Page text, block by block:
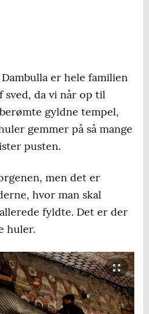
er hele familien
sved, da vi når op til
gyldne tempel,
gemmer på så mange
pusten.
men det er
hvor man skal
fyldte. Det er der
huler.